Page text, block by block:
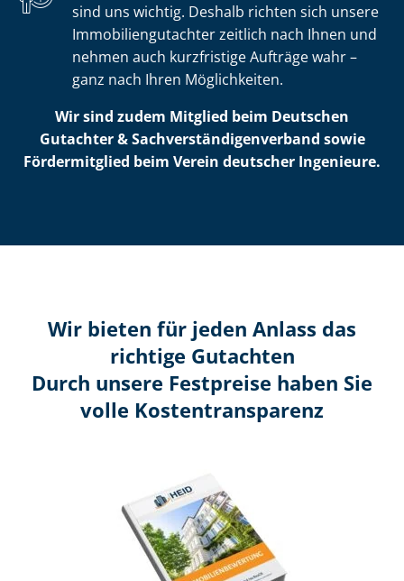
sind uns wichtig. Deshalb richten sich unsere
Im­mo­bi­li­en­gut­ach­ter zeitlich nach Ihnen und
nehmen auch kurzfristige Aufträge wahr –
ganz nach Ihren Möglichkeiten.
Wir sind zudem Mitglied beim Deutschen
Gutachter & Sach­ver­stän­di­gen­ver­band sowie
Fördermitglied beim Verein deutscher Ingenieure.
Wir bieten für jeden Anlass das
richtige Gutachten
Durch unsere Festpreise haben Sie
volle Kosten­transparenz